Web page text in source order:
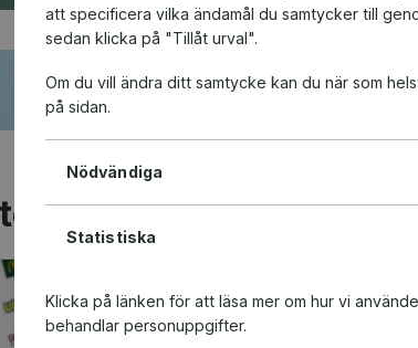
att specificera vilka ändamål du samtycker till
sedan klicka på "Tillåt urval".
Om du vill ändra ditt samtycke kan du när som
på sidan.
Nödvändiga
Statistiska
Klicka på länken för att läsa mer om hur vi
behandlar personuppgifter.